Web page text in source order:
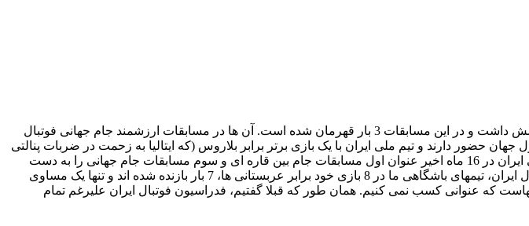
به گزارش منیبان، تیم ملی فوتبال ساحلی ایران بیشتر در مسابقات کم اهمیت تر جام بین قاره ای درخشش داشت و در این مسابقات 3 بار قهرمان شده است. آن ها در مسابقات ارزشمند جام جهانی فوتبال
حضور دارند و تیم ملی ایران با یک بازی برتر برابر بلاروس (که ایتالیا به زحمت در ضربات پنالتی
شکستش داده بود)، 6-1 برنده شد و به عنوان سومی این مسابقات دست پیدا کرد. تیم ملی فوتبال ساحلی ایران در 16 ماه اخیر عنوان اول مسابقات جام بین قاره ای و سوم مسابقات جام جهانی را به دست
آورده و برای فدراسیون فوتبال کشورمان، امتیازات زیادی جمع کرده است.این در حالی ست که در فوتبال ایران، تیمهای باشگاهی ما در 8 بازی خود برابر عربستانی ها، 7 بار بازنده شده اند و تنها یک مساوی
که عنوانی کسب نمی کنیم. همان طور که قبلا گفتیم، فدراسیون فوتبال ایران علیرغم تمام